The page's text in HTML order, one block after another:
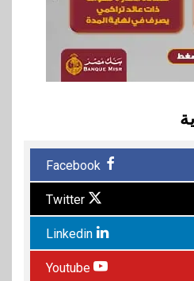
Facebook
Twitter
Linkedin
Youtube